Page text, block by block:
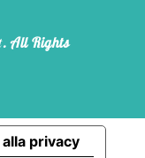
. All Rights
privacy